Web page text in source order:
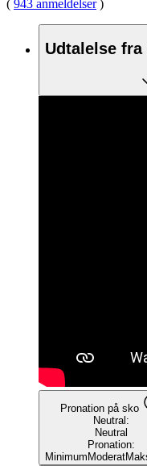
( 943 anmeldelser)
Udtalelse
Pronation på sko
Neutral:
Neutral
Pronation:
Minimum Moderat